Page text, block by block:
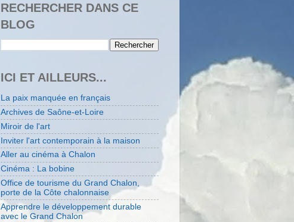
RECHERCHER DANS CE
BLOG
ICI ET AILLEURS...
La paix manquée en français
Archives de Saône-et-Loire
Miroir de l'art
Inviter l'art contemporain à la maison
Aller au cinéma à Chalon
Cinéma : La bobine
Office de tourisme du Grand Chalon,
porte de la Côte chalonnaise
Apprendre le développement durable
avec le Grand Chalon